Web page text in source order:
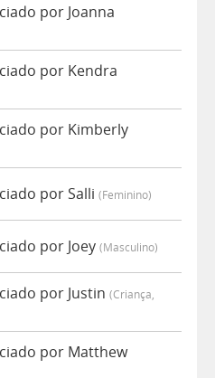
por Joanna
por Kendra
por Kimberly
por Salli (feminino)
por Joey (masculino)
por Justin (criança,
por Matthew